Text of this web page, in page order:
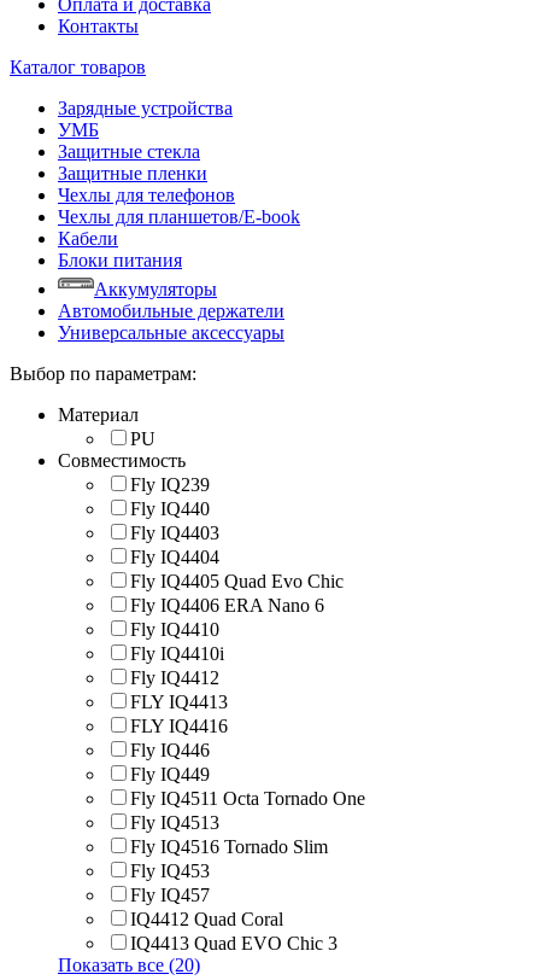
Контакты
Каталог товаров
Зарядные устройства
УМБ
Защитные стекла
Защитные пленки
Чехлы для телефонов
Чехлы для планшетов/E-book
Кабели
Блоки питания
Аккумуляторы
Автомобильные держатели
Универсальные аксессуары
Выбор по параметрам:
Материал
PU
Совместимость
Fly IQ239
Fly IQ440
Fly IQ4403
Fly IQ4404
Fly IQ4405 Quad Evo Chic
Fly IQ4406 ERA Nano 6
Fly IQ4410
Fly IQ4410i
Fly IQ4412
FLY IQ4413
FLY IQ4416
Fly IQ446
Fly IQ449
Fly IQ4511 Octa Tornado One
Fly IQ4513
Fly IQ4516 Tornado Slim
Fly IQ453
Fly IQ457
IQ4412 Quad Coral
IQ4413 Quad EVO Chic 3
Показать все (20)